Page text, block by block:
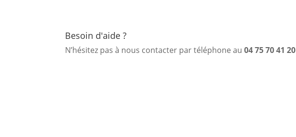
Besoin d'aide ?
N’hésitez pas à nous contacter par téléphone au04 75 70 41 20